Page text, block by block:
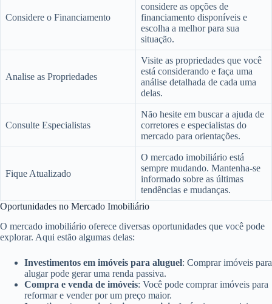
Considere o Financiamento
considere as opções de
financiamento disponíveis e
escolha a melhor para sua
situação.
Analise as Propriedades
Visite as propriedades que você
está considerando e faça uma
análise detalhada de cada uma
delas.
Consulte Especialistas
Não hesite em buscar a ajuda de
corretores e especialistas do
mercado para orientações.
Fique Atualizado
O mercado imobiliário está
sempre mudando. Mantenha-se
informado sobre as últimas
tendências e mudanças.
Oportunidades no Mercado Imobiliário
O mercado imobiliário oferece diversas oportunidades que você pode
explorar. Aqui estão algumas delas:
Investimentos em imóveis para aluguel: Comprar imóveis para
alugar pode gerar uma renda passiva.
Compra e venda de imóveis: Você pode comprar imóveis para
reformar e vender por um preço maior.